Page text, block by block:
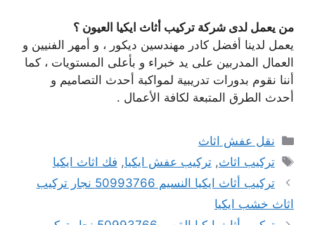
من يعمل لدى شركة تركيب أثاث ايكيا العيون ؟
يعمل لدينا أفضل كادر مهندسين ديكور ، و أمهر الفنيين و
العمال المدربين على يد خبراء و بأعلى المستويات ، كما
أننا نقوم بدورات تدريبية لمواكبة أحدث التصاميم و
أحدث الطرق المتبعة لكافة الأعمال .
التصنيفات
نقل عفش اثاث
الوسوم
تركيب اثاث,تركيب عفش ايكيا, فك اثاث ايكيا
تركيب أثاث ايكيا النسيم 50993766 نجار تركيب
اثاث خشب ايكيا